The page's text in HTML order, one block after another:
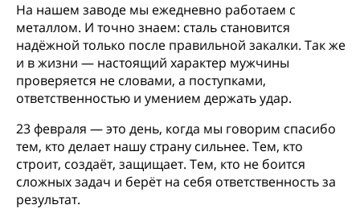
На нашем заводе мы ежедневно работаем с
металлом. И точно знаем: сталь становится
надёжной только после правильной закалки. Так же
и в жизни — настоящий характер мужчины
проверяется не словами, а поступками,
ответственностью и умением держать удар.
23 февраля — это день, когда мы говорим спасибо
тем, кто делает нашу страну сильнее. Тем, кто
строит, создаёт, защищает. Тем, кто не боится
сложных задач и берёт на себя ответственность за
результат.